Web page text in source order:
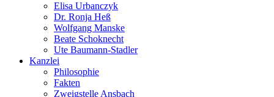
Elisa Urbanczyk
Dr. Ronja Heß
Wolfgang Manske
Beate Schoknecht
Ute Baumann-Stadler
Kanzlei
Philosophie
Fakten
Zweigstelle Ansbach